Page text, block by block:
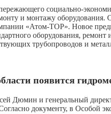
социально-
и монтажу
«Атом-ТОР». Новое
оборудования,
трубопроводов и
появится
Дюмин и генеральный
документу, в Особой